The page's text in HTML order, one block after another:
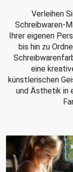
Verleihen
Schreibwaren-
Ihrer eigenen
bis hin zu
eine
künstlerischen
und Ästhetik in